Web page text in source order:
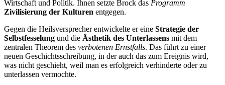
Wirtschaft und Politik. Ihnen setzte Brock das Programm
Zivilisierung der Kulturen entgegen.
Gegen die Heilsversprecher entwickelte er eine Strategie der
Selbstfesselung und die Ästhetik des Unterlassens mit dem
zentralen Theorem des verbotenen Ernstfalls. Das führt zu einer
neuen Geschichtsschreibung, in der auch das zum Ereignis wird,
was nicht geschieht, weil man es erfolgreich verhinderte oder zu
unterlassen vermochte.